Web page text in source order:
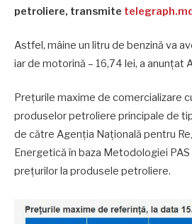
petroliere, transmite
Astfel, mâine un litru de benzină va
iar de motorină – 16,74 lei, a anunțat
Prețurile maxime de comercializare
produselor petroliere principale de
de către Agenția Națională pentru
Energetică în baza Metodologiei
prețurilor la produsele petroliere.